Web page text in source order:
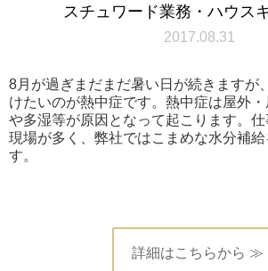
スチュワード業務・ハウス
2017.08.31
8月が過ぎまだまだ暑い日が続きますが
けたいのが熱中症です。熱中症は屋外
や多湿等が原因となって起こります。
現場が多く、弊社ではこまめな水分補給
す。
詳細はこちらから ≫